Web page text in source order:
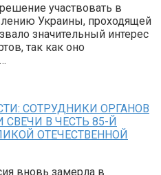
участвовать в
Украины, проходящей
значительный интерес
так как оно
СОТРУДНИКИ ОРГАНОВ
В ЧЕСТЬ 85-Й
ОТЕЧЕСТВЕННОЙ
вновь замерла в